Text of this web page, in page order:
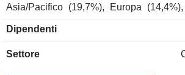
Asia/Pacifico (19,7%), Europa
Dipendenti
Settore